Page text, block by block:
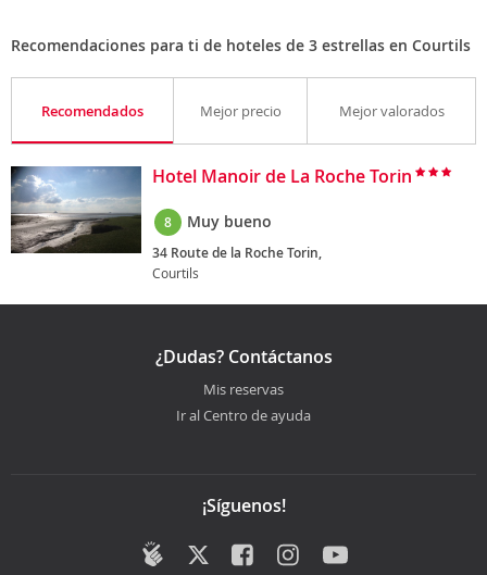
Recomendaciones para ti de hoteles de 3 estrellas en Courtils
Recomendados Mejor precio Mejor valorados
Hotel Manoir de La Roche Torin
8 Muy bueno
34 Route de la Roche Torin,
Courtils
¿Dudas? Contáctanos
Mis reservas
Ir al Centro de ayuda
¡Síguenos!